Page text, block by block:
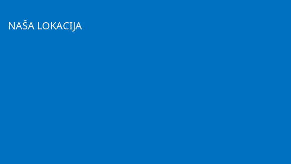
NAŠA LOKACIJA